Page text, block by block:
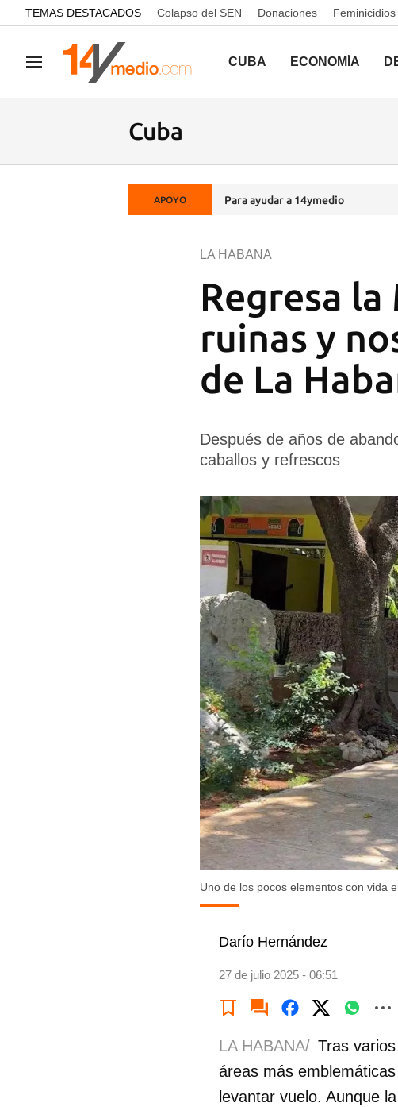
common.go-to-content
TEMAS DESTACADOS Colapso del SEN Donaciones Feminicidios
Navegación CUBA ECONOMÍA
Cuba
APOYO Para ayudar a 14ymedio
Regresa
ruinas y
de La
LA HABANA
Después de años de
caballos y refrescos
Uno de los pocos elementos con vida
Darío Hernández
27 de julio 2025 - 06:51
LA HABANA/ Tras
áreas más
levantar vuelo. Aunque